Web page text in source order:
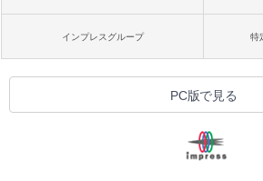
インプレスグループ 特
PC版で見る